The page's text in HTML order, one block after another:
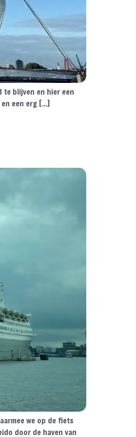
te blijven en hier een
een erg […]
we op de fiets
door de haven van